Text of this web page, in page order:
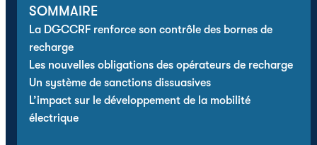
SOMMAIRE
La DGCCRF renforce son contrôle des bornes de
recharge
Les nouvelles obligations des opérateurs de recharge
Un système de sanctions dissuasives
L’impact sur le développement de la mobilité
électrique